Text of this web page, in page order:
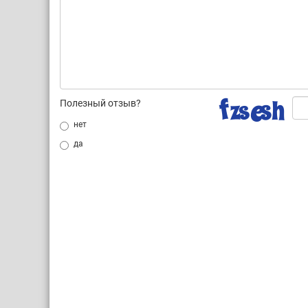
Полезный отзыв?
нет
да